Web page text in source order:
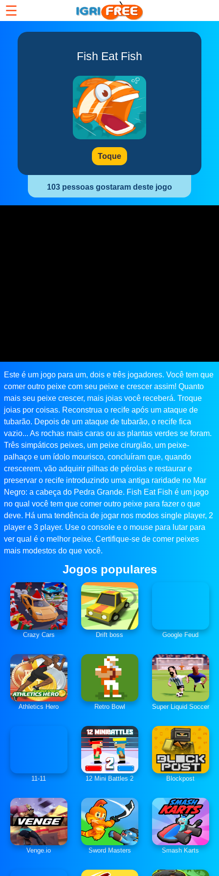
☰
Fish Eat Fish
Toque
103 pessoas gostaram deste jogo
Este é um jogo para um, dois e três jogadores. Você tem que
comer outro peixe com seu peixe e crescer assim! Quanto
mais seu peixe crescer, mais joias você receberá. Troque
joias por coisas. Reconstrua o recife após um ataque de
tubarão. Depois de um ataque de tubarão, o recife fica
vazio... As rochas mais caras ou as plantas verdes se foram.
Três simpáticos peixes, um peixe cirurgião, um peixe-
palhaço e um ídolo mourisco, concluíram que, quando
crescerem, vão adquirir pilhas de pérolas e restaurar e
preservar o recife introduzindo uma antiga raridade no Mar
Negro: a cabeça do Pedra Grande. Fish Eat Fish é um jogo
no qual você tem que comer outro peixe para fazer o que
deve. Há uma tendência de jogar nos modos single player, 2
player e 3 player. Use o console e o mouse para lutar para
ver qual é o melhor peixe. Certifique-se de comer peixes
mais modestos do que você.
Jogos populares
Crazy Cars Drift boss Google Feud
Athletics Hero Retro Bowl Super Liquid Soccer
11-11 12 Mini Battles 2 Blockpost
Venge.io Sword Masters Smash Karts